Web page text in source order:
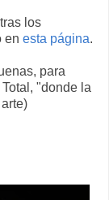
los
en esta página.
para
"donde la